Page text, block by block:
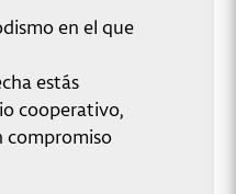
en el que
estás
cooperativo,
compromiso